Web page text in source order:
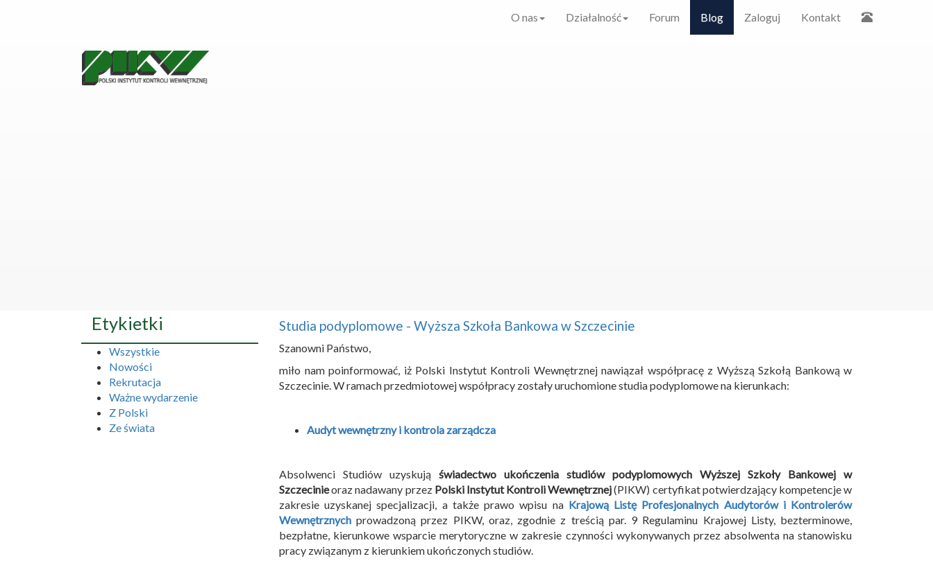
O nas Działalność Forum Blog Zaloguj Kontakt
Studia podyplomowe - Wyższa Szkoła Bankowa w Szczecinie
Szanowni Państwo,
miło nam poinformować, iż Polski Instytut Kontroli Wewnętrznej nawiązał współpracę z Wyższą Szkołą Bankową w
Szczecinie. W ramach przedmiotowej współpracy zostały uruchomione studia podyplomowe na kierunkach:
Audyt wewnętrzny i kontrola zarządcza
Absolwenci Studiów uzyskują świadectwo ukończenia studiów podyplomowych Wyższej Szkoły Bankowej w
Szczecinieoraz nadawany przez Polski Instytut Kontroli Wewnętrznej(PIKW) certyfikat potwierdzający kompetencje w
zakresie uzyskanej specjalizacji, a także prawo wpisu na Krajową Listę Profesjonalnych Audytorów i Kontrolerów
Wewnętrznych prowadzoną przez PIKW, oraz, zgodnie z treścią par. 9 Regulaminu Krajowej Listy, bezterminowe,
bezpłatne, kierunkowe wsparcie merytoryczne w zakresie czynności wykonywanych przez absolwenta na stanowisku
pracy związanym z kierunkiem ukończonych studiów.
Etykietki
Wszystkie
Nowości
Rekrutacja
Ważne wydarzenie
Z Polski
Ze świata